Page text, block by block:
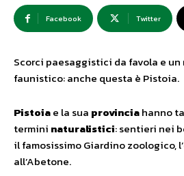
Facebook Twitter
Scorci paesaggistici da favola e
faunistico: anche questa è Pistoia.
Pistoiae la sua provinciahanno
termini naturalistici: sentieri nei
il famosissimo Giardino zoologico,
all’Abetone.